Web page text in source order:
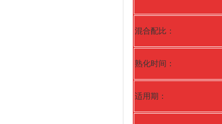
混合配比：
熟化时间：
适用期：